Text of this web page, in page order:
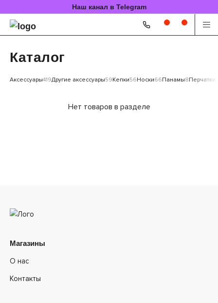
Наш канал в Telegram
Каталог
Аксессуары419Другие аксессуары59Кепки56Носки66Панамы8Перчатки
Нет товаров в разделе
Магазины
О нас
Контакты